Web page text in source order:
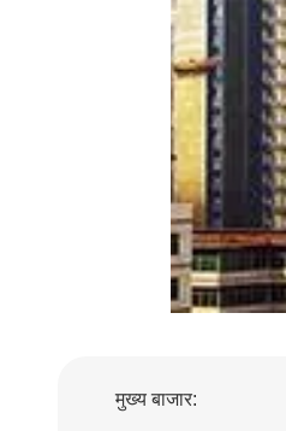
मुख्य बाजार: